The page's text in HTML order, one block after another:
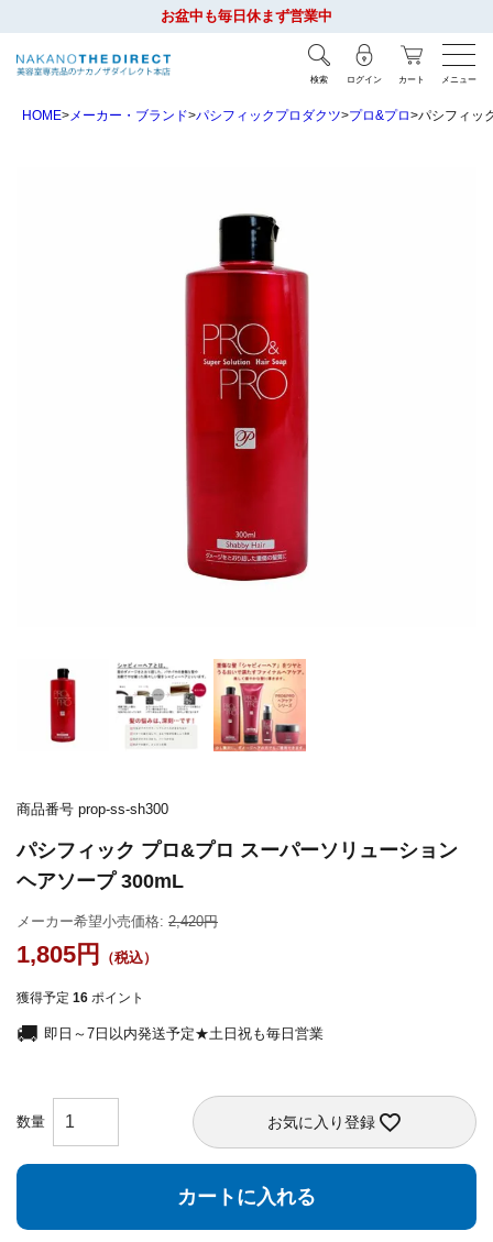
お盆中も毎日休まず営業中
検索 ログイン カート メニュー
HOME メーカー・ブランド パシフィックプロダクツ プロ&プロ パシフィッ
商品番号 prop-ss-sh300
パシフィック プロ&プロ スーパーソリューション
ヘアソープ 300mL
メーカー希望小売価格: 2,420
1,805
獲得予定 16 ポイント
即日～7日以内発送予定★土日祝も毎日営業
お気に入り登録
カートに入れる